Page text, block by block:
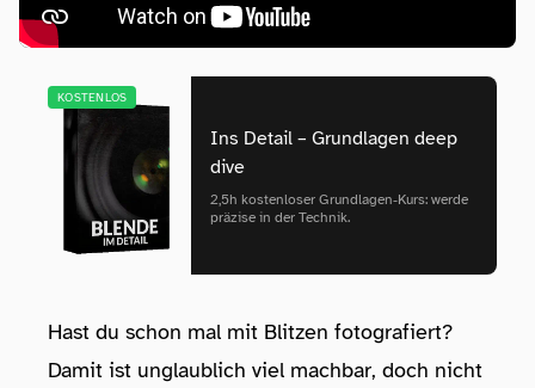
KOSTENLOS
Ins Detail – Grundlagen deep
dive
2,5h kostenloser Grundlagen‑Kurs: werde
präzise in der Technik.
Hast du schon mal mit Blitzen fotografiert?
Damit ist unglaublich viel machbar, doch nicht